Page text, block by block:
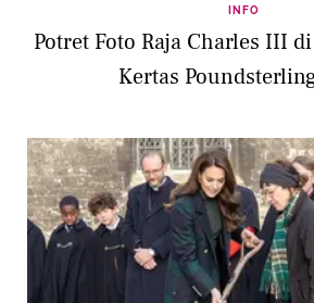
INFO
Potret Foto Raja Charles III
Kertas